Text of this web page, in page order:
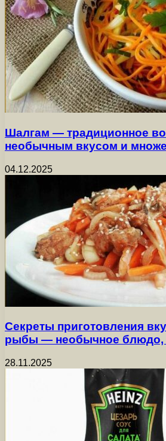
Шалгам — традиционное
необычным вкусом и
04.12.2025
Секреты приготовления
рыбы — необычное блюдо,
28.11.2025